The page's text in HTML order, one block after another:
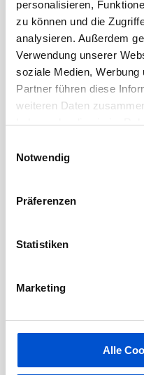
personalisieren,
zu können und die
analysieren. Außerdem
Verwendung unserer
soziale Medien, Werbung
Partner führen diese
weiteren Daten
haben oder die sie im
Notwendig
Präferenzen
Statistiken
Marketing
Alle
communications et
équipes
● Maîtrise de la suite
Ce que nous
de gamme
Hybride /
Opportunités de
professionnel et